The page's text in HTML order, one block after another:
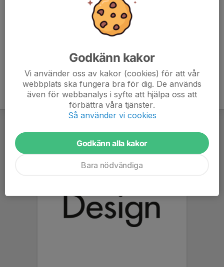
Godkänn kakor
Vi använder oss av kakor (cookies) för att vår
webbplats ska fungera bra för dig. De används
även för webbanalys i syfte att hjälpa oss att
förbättra våra tjänster.
Så använder vi cookies
Godkänn alla kakor
Bara nödvändiga